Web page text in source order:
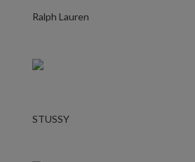
Ralph Lauren
STUSSY